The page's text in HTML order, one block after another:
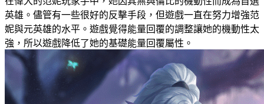
英雄。儘管有一些很好的反擊手段，但遊戲一直在努力增強范
妮與元英雄的水平。遊戲覺得能量回覆的調整讓她的機動性太
強，所以遊戲降低了她的基礎能量回覆屬性。